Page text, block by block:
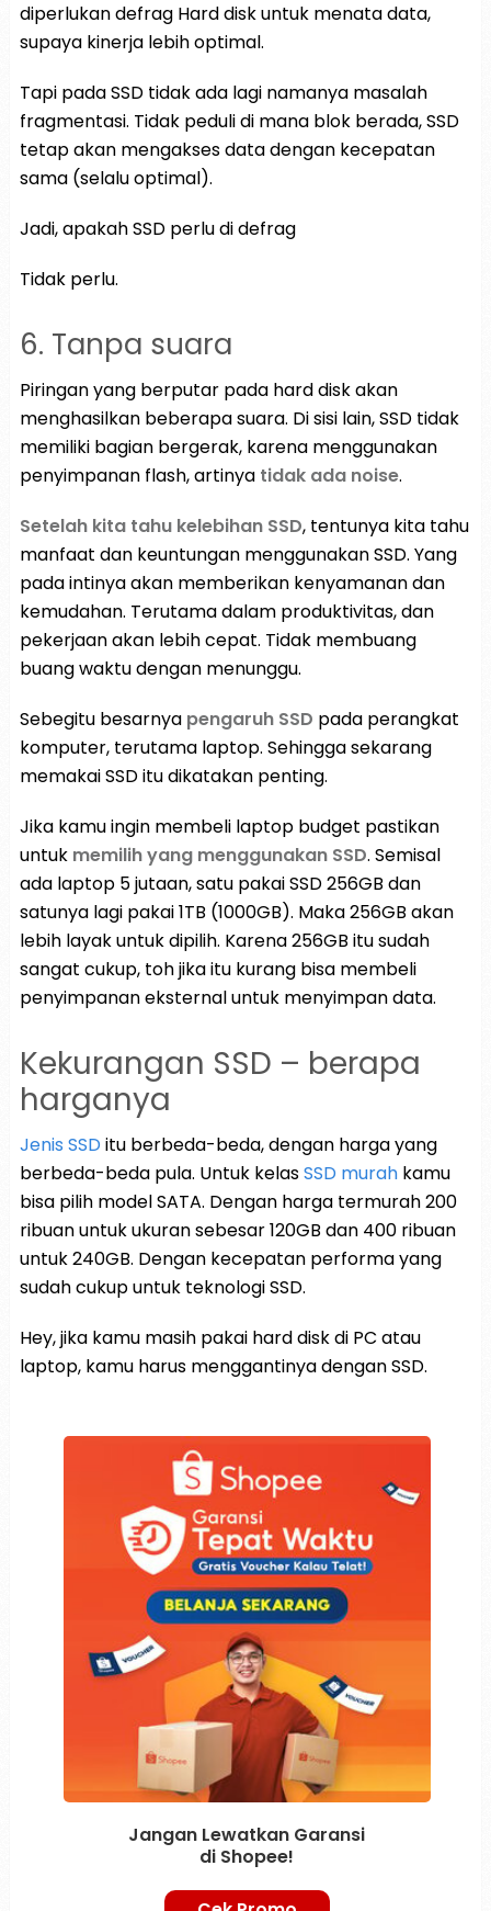
diperlukan defrag Hard disk untuk menata data,
supaya kinerja lebih optimal.
Tapi pada SSD tidak ada lagi namanya masalah
fragmentasi. Tidak peduli di mana blok berada, SSD
tetap akan mengakses data dengan kecepatan
sama (selalu optimal).
Jadi, apakah SSD perlu di defrag
Tidak perlu.
6. Tanpa suara
Piringan yang berputar pada hard disk akan
menghasilkan beberapa suara. Di sisi lain, SSD tidak
memiliki bagian bergerak, karena menggunakan
penyimpanan flash, artinya tidak ada noise.
Setelah kita tahu kelebihan SSD, tentunya kita tahu
manfaat dan keuntungan menggunakan SSD. Yang
pada intinya akan memberikan kenyamanan dan
kemudahan. Terutama dalam produktivitas, dan
pekerjaan akan lebih cepat. Tidak membuang
buang waktu dengan menunggu.
Sebegitu besarnya pengaruh SSD pada perangkat
komputer, terutama laptop. Sehingga sekarang
memakai SSD itu dikatakan penting.
Jika kamu ingin membeli laptop budget pastikan
untuk memilih yang menggunakan SSD. Semisal
ada laptop 5 jutaan, satu pakai SSD 256GB dan
satunya lagi pakai 1TB (1000GB). Maka 256GB akan
lebih layak untuk dipilih. Karena 256GB itu sudah
sangat cukup, toh jika itu kurang bisa membeli
penyimpanan eksternal untuk menyimpan data.
Kekurangan SSD – berapa
harganya
Jenis SSD itu berbeda-beda, dengan harga yang
berbeda-beda pula. Untuk kelasSSD murahkamu
bisa pilih model SATA. Dengan harga termurah 200
ribuan untuk ukuran sebesar 120GB dan 400 ribuan
untuk 240GB. Dengan kecepatan performa yang
sudah cukup untuk teknologi SSD.
Hey, jika kamu masih pakai hard disk di PC atau
laptop, kamu harus menggantinya dengan SSD.
Jangan Lewatkan Garansi
di Shopee!